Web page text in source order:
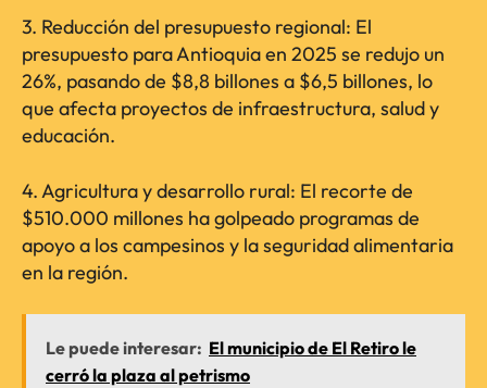
3. Reducción del presupuesto regional: El
presupuesto para Antioquia en 2025 se redujo un
26%, pasando de $8,8 billones a $6,5 billones, lo
que afecta proyectos de infraestructura, salud y
educación.
4. Agricultura y desarrollo rural: El recorte de
$510.000 millones ha golpeado programas de
apoyo a los campesinos y la seguridad alimentaria
en la región.
Le puede interesar: El municipio de El Retiro le
cerró la plaza al petrismo